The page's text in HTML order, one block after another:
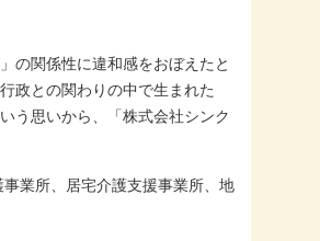
の関係性に違和感をおぼえたと
政との関わりの中で生まれた
う思いから、「株式会社シンク
業所、居宅介護支援事業所、地